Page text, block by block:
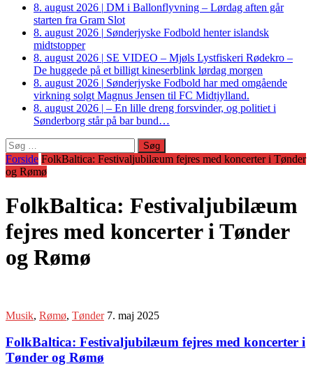
8. august 2026 | DM i Ballonflyvning – Lørdag aften går
starten fra Gram Slot
8. august 2026 | Sønderjyske Fodbold henter islandsk
midtstopper
8. august 2026 | SE VIDEO – Mjøls Lystfiskeri Rødekro –
De huggede på et billigt kineserblink lørdag morgen
8. august 2026 | Sønderjyske Fodbold har med omgående
virkning solgt Magnus Jensen til FC Midtjylland.
8. august 2026 | – En lille dreng forsvinder, og politiet i
Sønderborg står på bar bund…
Søg
efter:
Forside FolkBaltica: Festivaljubilæum fejres med koncerter i Tønder
og Rømø
FolkBaltica: Festivaljubilæum
fejres med koncerter i Tønder
og Rømø
Musik, Rømø, Tønder 7. maj 2025
FolkBaltica: Festivaljubilæum fejres med koncerter i
Tønder og Rømø